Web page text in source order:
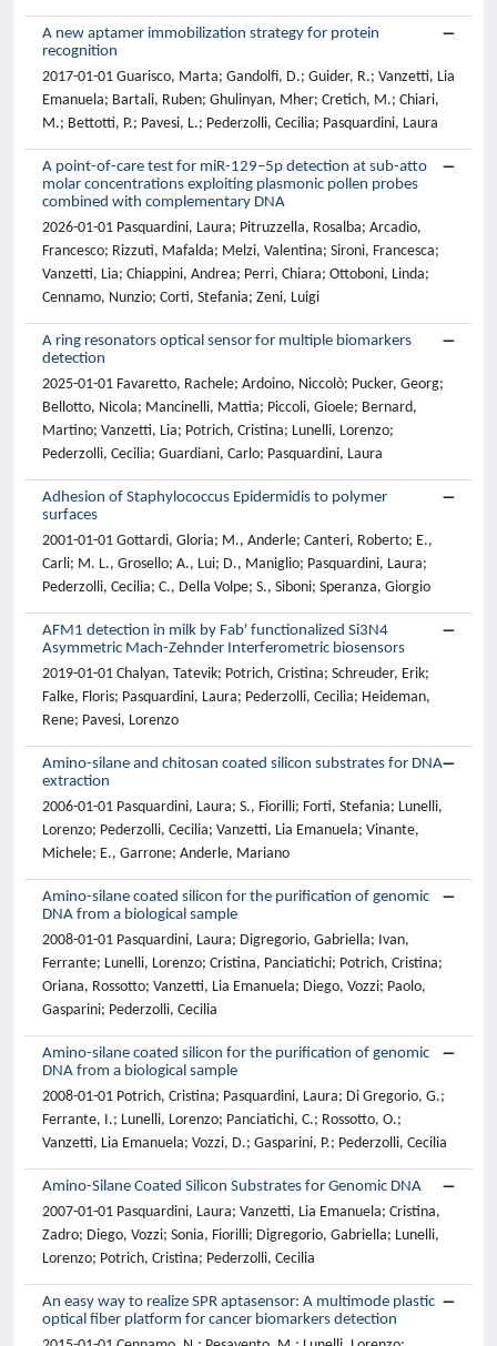
A new aptamer immobilization strategy for protein
recognition
2017-01-01 Guarisco, Marta; Gandolfi, D.; Guider, R.; Vanzetti, Lia
Emanuela; Bartali, Ruben; Ghulinyan, Mher; Cretich, M.; Chiari,
M.; Bettotti, P.; Pavesi, L.; Pederzolli, Cecilia; Pasquardini, Laura
A point-of-care test for miR-129–5p detection at sub-atto
molar concentrations exploiting plasmonic pollen probes
combined with complementary DNA
2026-01-01 Pasquardini, Laura; Pitruzzella, Rosalba; Arcadio,
Francesco; Rizzuti, Mafalda; Melzi, Valentina; Sironi, Francesca;
Vanzetti, Lia; Chiappini, Andrea; Perri, Chiara; Ottoboni, Linda;
Cennamo, Nunzio; Corti, Stefania; Zeni, Luigi
A ring resonators optical sensor for multiple biomarkers
detection
2025-01-01 Favaretto, Rachele; Ardoino, Niccolò; Pucker, Georg;
Bellotto, Nicola; Mancinelli, Mattia; Piccoli, Gioele; Bernard,
Martino; Vanzetti, Lia; Potrich, Cristina; Lunelli, Lorenzo;
Pederzolli, Cecilia; Guardiani, Carlo; Pasquardini, Laura
Adhesion of Staphylococcus Epidermidis to polymer
surfaces
2001-01-01 Gottardi, Gloria; M., Anderle; Canteri, Roberto; E.,
Carli; M. L., Grosello; A., Lui; D., Maniglio; Pasquardini, Laura;
Pederzolli, Cecilia; C., Della Volpe; S., Siboni; Speranza, Giorgio
AFM1 detection in milk by Fab' functionalized Si3N4
Asymmetric Mach-Zehnder Interferometric biosensors
2019-01-01 Chalyan, Tatevik; Potrich, Cristina; Schreuder, Erik;
Falke, Floris; Pasquardini, Laura; Pederzolli, Cecilia; Heideman,
Rene; Pavesi, Lorenzo
Amino-silane and chitosan coated silicon substrates for DNA
extraction
2006-01-01 Pasquardini, Laura; S., Fiorilli; Forti, Stefania; Lunelli,
Lorenzo; Pederzolli, Cecilia; Vanzetti, Lia Emanuela; Vinante,
Michele; E., Garrone; Anderle, Mariano
Amino-silane coated silicon for the purification of genomic
DNA from a biological sample
2008-01-01 Pasquardini, Laura; Digregorio, Gabriella; Ivan,
Ferrante; Lunelli, Lorenzo; Cristina, Panciatichi; Potrich, Cristina;
Oriana, Rossotto; Vanzetti, Lia Emanuela; Diego, Vozzi; Paolo,
Gasparini; Pederzolli, Cecilia
Amino-silane coated silicon for the purification of genomic
DNA from a biological sample
2008-01-01 Potrich, Cristina; Pasquardini, Laura; Di Gregorio, G.;
Ferrante, I.; Lunelli, Lorenzo; Panciatichi, C.; Rossotto, O.;
Vanzetti, Lia Emanuela; Vozzi, D.; Gasparini, P.; Pederzolli, Cecilia
Amino-Silane Coated Silicon Substrates for Genomic DNA
2007-01-01 Pasquardini, Laura; Vanzetti, Lia Emanuela; Cristina,
Zadro; Diego, Vozzi; Sonia, Fiorilli; Digregorio, Gabriella; Lunelli,
Lorenzo; Potrich, Cristina; Pederzolli, Cecilia
An easy way to realize SPR aptasensor: A multimode plastic
optical fiber platform for cancer biomarkers detection